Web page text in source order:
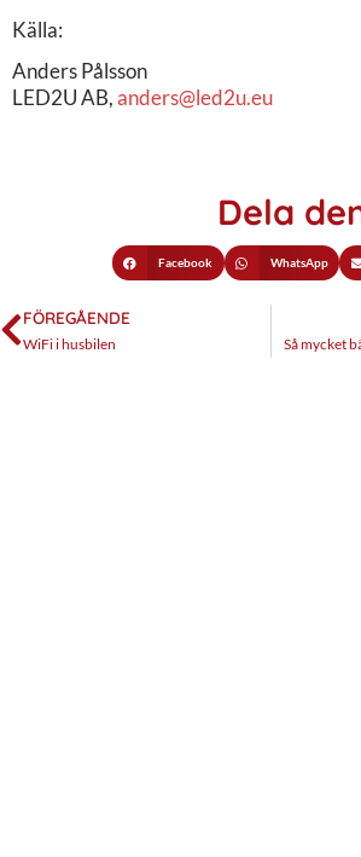
Källa:
Anders Pålsson
LED2U AB,anders@led2u.eu
Dela
Facebook WhatsApp
FÖREGÅENDE
WiFi i husbilen Så mycket